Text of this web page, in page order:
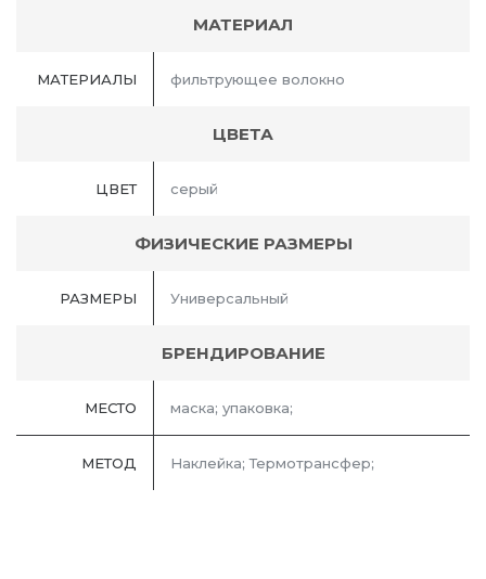
МАТЕРИАЛ
МАТЕРИАЛЫ фильтрующее волокно
ЦВЕТА
ЦВЕТ серый
ФИЗИЧЕСКИЕ РАЗМЕРЫ
РАЗМЕРЫ Универсальный
БРЕНДИРОВАНИЕ
МЕСТО маска; упаковка;
МЕТОД Наклейка; Термотрансфер;